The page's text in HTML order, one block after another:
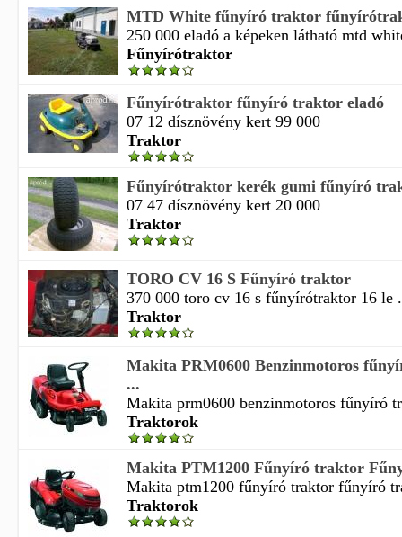
MTD White fűnyíró traktor
250 000 eladó a képeken látható mtd
Fűnyírótraktor
Fűnyírótraktor fűnyíró traktor eladó
07 12 dísznövény kert 99 000
Traktor
Fűnyírótraktor kerék gumi fűnyíró
07 47 dísznövény kert 20 000
Traktor
TORO CV 16 S Fűnyíró traktor
370 000 toro cv 16 s fűnyírótraktor 16 le
Traktor
Makita PRM0600 Benzinmotoros
...
Makita prm0600 benzinmotoros fűnyíró
Traktorok
Makita PTM1200 Fűnyíró traktor
Makita ptm1200 fűnyíró traktor fűnyíró
Traktorok